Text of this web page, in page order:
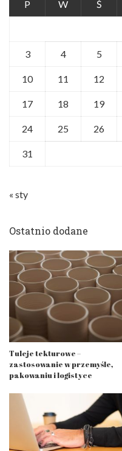
P W Ś
3 4 5
10 11 12
17 18 19
24 25 26
31
« sty
Ostatnio dodane
Tuleje tekturowe –
zastosowanie w przemyśle,
pakowaniu i logistyce